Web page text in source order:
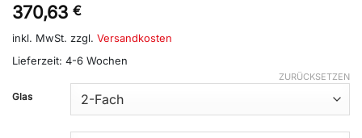
370,63 €
inkl. MwSt. zzgl. Versandkosten
Lieferzeit: 4-6 Wochen
Glas
ZURÜCKSETZEN